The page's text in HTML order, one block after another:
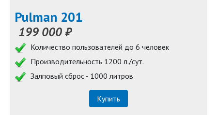
Pulman 201
199 000 ₽
Количество пользователей до 6 человек
Производительность 1200 л./сут.
Залповый сброс - 1000 литров
Купить